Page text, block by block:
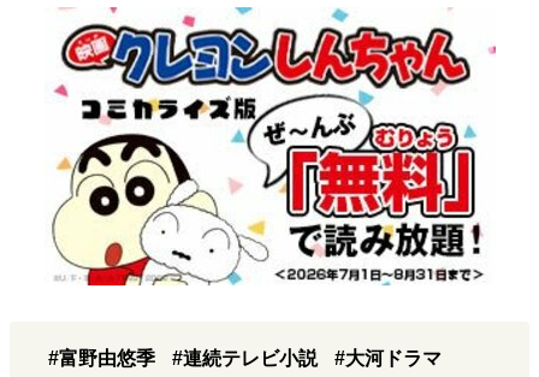
#富野由悠季 #連続テレビ小説
#大河ドラマ